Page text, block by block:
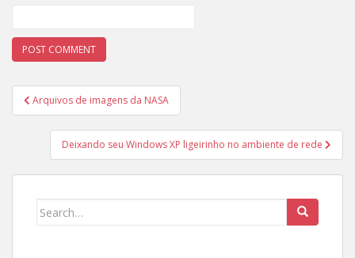
Post
navigation
Arquivos de imagens da NASA
Deixando seu Windows XP ligeirinho no ambiente de rede
Search